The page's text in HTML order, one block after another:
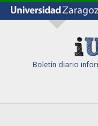
Boletín diario